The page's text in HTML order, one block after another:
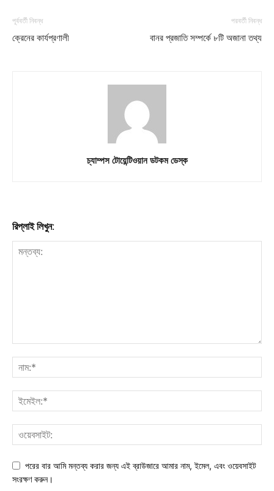
পূর্ববর্তী নিবন্ধ
ক্রেনের কার্যপ্রণালী
পরবর্তী নিবন্ধ
বানর প্রজাতি সম্পর্কে ৮টি অজানা তথ্য
চ্যাম্পস টোয়েন্টিওয়ান ডটকম ডেস্ক
রিপ্লাই লিখুন:
পরের বার আমি মন্তব্য করার জন্য এই ব্রাউজারে আমার নাম, ইমেল, এবং ওয়েবসাইট
সংরক্ষণ করুন।